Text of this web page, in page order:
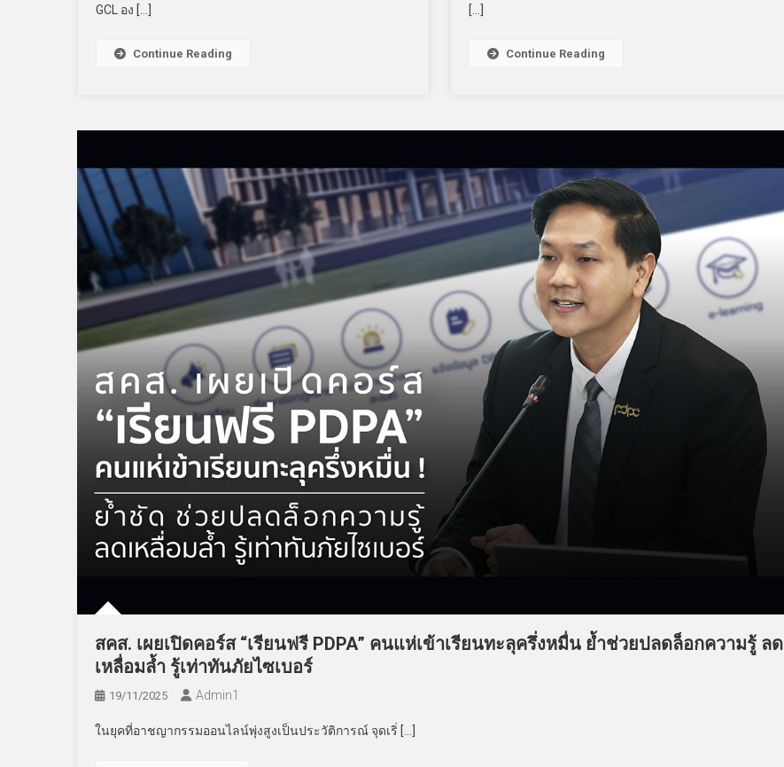
GCL อง […]
Continue Reading
[…]
Continue Reading
สคส. เผยเปิดคอร์ส “เรียนฟรี PDPA” คนแห่เข้าเรียนทะลุครึ่งหมื่น ย้ำช่วยปลดล็อกความรู้ ลด
เหลื่อมล้ำ รู้เท่าทันภัยไซเบอร์
19/11/2025 Admin​1
ในยุคที่อาชญากรรมออนไลน์พุ่งสูงเป็นประวัติการณ์ จุดเริ่ […]